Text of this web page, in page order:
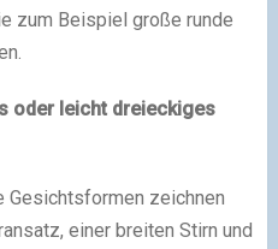
zum Beispiel große runde
oder leicht dreieckiges
zeichnen
einer breiten Stirn und